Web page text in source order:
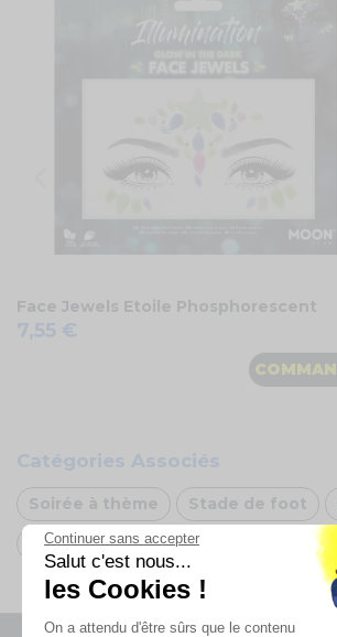
Continuer sans accepter
Salut c'est nous...
les Cookies !
On a attendu d'être sûrs que le contenu
Face Jewels Etoile Phosphorescent
7,55 €
Catégories Associés
Soirée à thème Stade de foot
Décoration Saint-Valentin 2025